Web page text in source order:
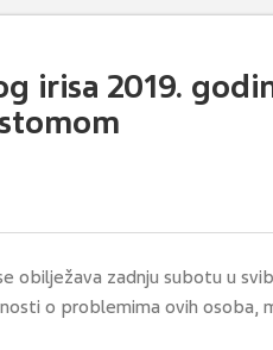
irisa 2019.
obilježava zadnju subotu u
o problemima ovih osoba,